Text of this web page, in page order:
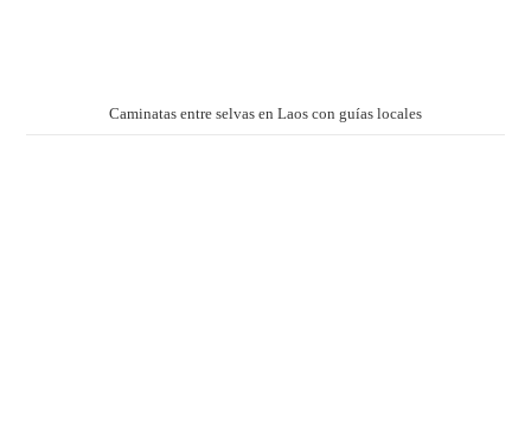
Caminatas entre selvas en Laos con guías locales